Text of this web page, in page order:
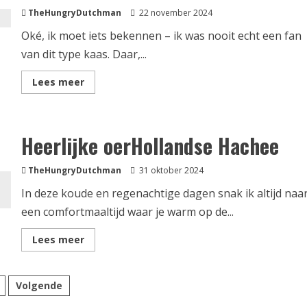
TheHungryDutchman 22 november 2024
Oké, ik moet iets bekennen – ik was nooit echt een fan
van dit type kaas. Daar,...
Lees meerLees
meer
de
skillet
Heerlijke oerHollandse Hachee
TheHungryDutchman 31 oktober 2024
In deze koude en regenachtige dagen snak ik altijd
een comfortmaaltijd waar je warm op de...
Lees meerLees
meer
Volgende